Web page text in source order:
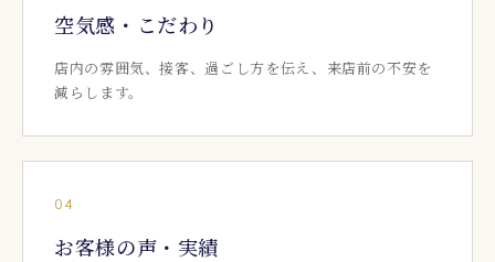
空気感・こだわり
店内の雰囲気、接客、過ごし方を伝え、来店前の不安を
減らします。
04
お客様の声・実績